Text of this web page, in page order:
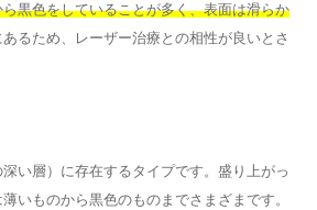
黒色をしていることが多く、表面は滑らか
るため、レーザー治療との相性が良いとさ
い層）に存在するタイプです。盛り上がっ
いものから黒色のものまでさまざまです。